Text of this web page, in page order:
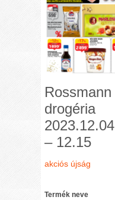
Rossmann
drogéria
2023.12.04
– 12.15
akciós újság
Termék neve